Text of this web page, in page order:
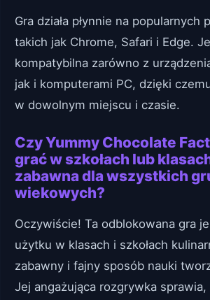
Gra działa płynnie na popularnych
takich jak Chrome, Safari i Edge.
kompatybilna zarówno z
jak i komputerami PC, dzięki
w dowolnym miejscu i czasie.
Czy Yummy Chocolate
grać w szkołach lub
zabawna dla wszystkich
wiekowych?
Oczywiście! Ta odblokowana gra
użytku w klasach i szkołach
zabawny i fajny sposób nauki
Jej angażująca rozgrywka